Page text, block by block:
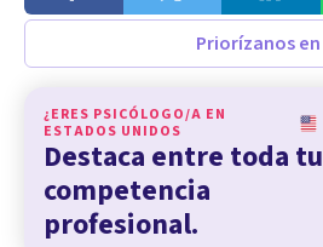
Priorízanos en
¿ERES PSICÓLOGO/A EN
ESTADOS UNIDOS
Destaca entre toda tu
competencia
profesional.